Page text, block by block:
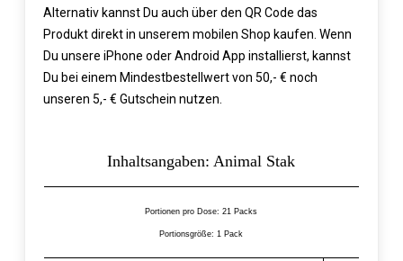
Alternativ kannst Du auch über den QR Code das
Produkt direkt in unserem mobilen Shop kaufen. Wenn
Du unsere iPhone oder Android App installierst, kannst
Du bei einem Mindestbestellwert von 50,- € noch
unseren 5,- € Gutschein nutzen.
Inhaltsangaben: Animal Stak
Portionen pro Dose: 21 Packs
Portionsgröße: 1 Pack